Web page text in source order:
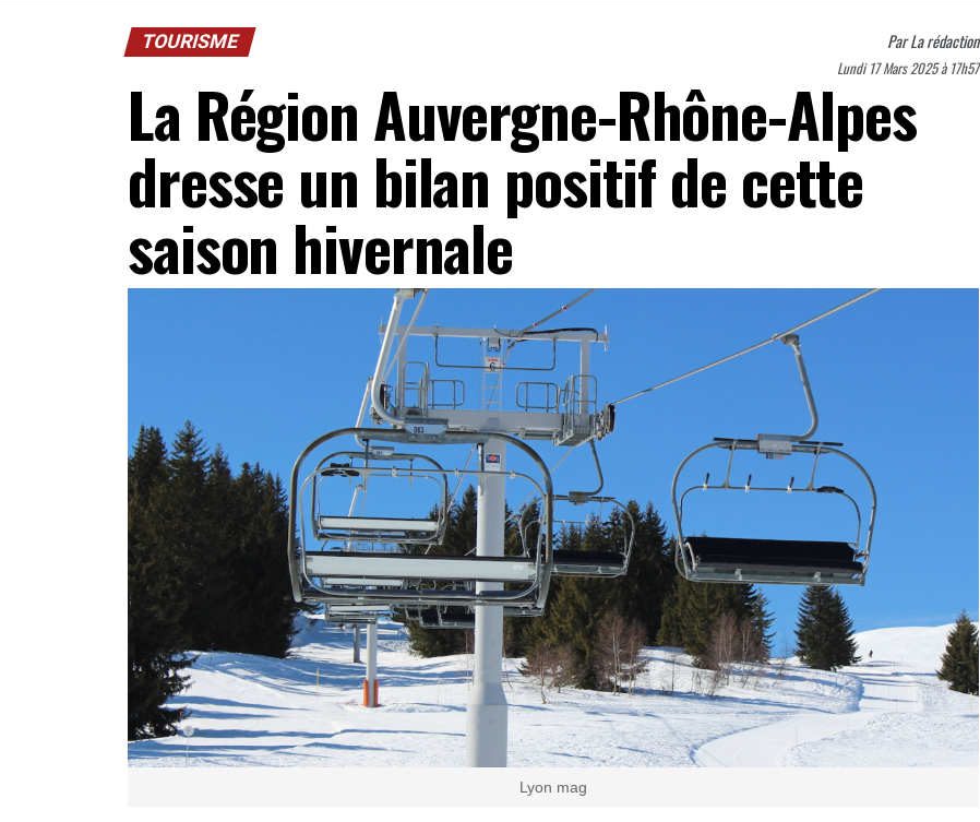
TOURISME ParLa rédaction
Lundi 17 Mars 2025 à 17h57
La Région Auvergne-Rhône-Alpes
dresse un bilan positif de cette
saison hivernale
Lyon mag